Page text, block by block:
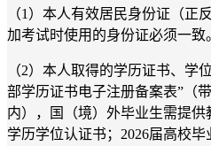
（1）本人有效居民身份证（正
加考试时使用的身份证必须一致
（2）本人取得的学历证书、学
部学历证书电子注册备案表”（
内），国（境）外毕业生需提
学历学位认证书；2026届高校